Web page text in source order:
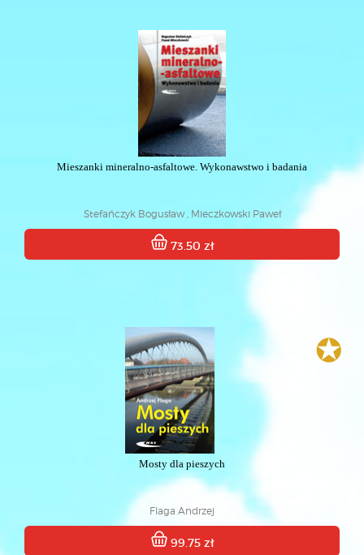
Mieszanki mineralno-asfaltowe. Wykonawstwo i badania
Stefańczyk Bogusław , Mieczkowski Paweł
73.50 zł
✪
Mosty dla pieszych
Flaga Andrzej
99.75 zł